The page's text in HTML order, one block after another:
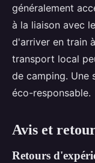
généralement
à la liaison avec le
d'arriver en train
transport local
de camping. Une
éco-responsable.
Avis et
Retours